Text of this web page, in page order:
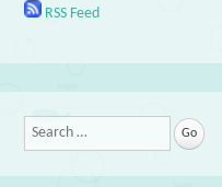
RSS Feed
Search